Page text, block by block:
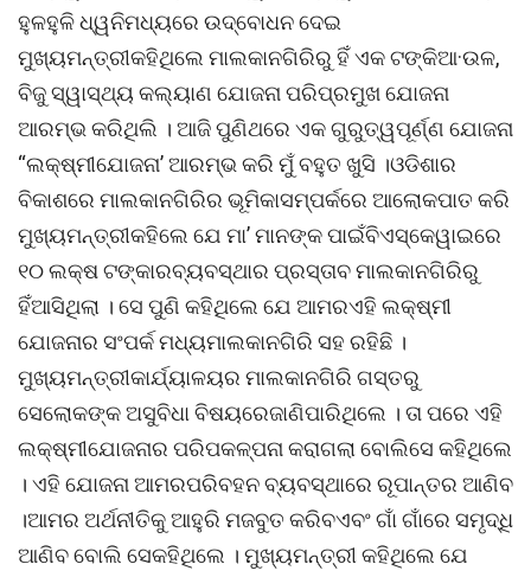
ହୁଳହୁଳି ଧ୍ୱନିମଧ୍ୟରେ ଉଦ୍ବୋଧନ ଦେଇ
ମୁଖ୍ୟମନ୍ତ୍ରୀକହିଥିଲେ ମାଲକାନଗିରିରୁ ହିଁ ଏକ ଟଙ୍କିଆ·ଉଳ,
ବିଜୁ ସ୍ୱାସ୍ଥ୍ୟ କଲ୍ୟାଣ ଯୋଜନା ପରିପ୍ରମୁଖ ଯୋଜନା
ଆରମ୍ଭ କରିଥିଲି । ଆଜି ପୁଣିଥରେ ଏକ ଗୁରୁତ୍ୱପୂର୍ଣ୍ଣ ଯୋଜନା
“ଲକ୍ଷ୍ମୀଯୋଜନା’ ଆରମ୍ଭ କରି ମୁଁ ବହୁତ ଖୁସି ।ଓଡିଶାର
ବିକାଶରେ ମାଲକାନଗିରିର ଭୂମିକାସମ୍ପର୍କରେ ଆଲୋକପାତ କରି
ମୁଖ୍ୟମନ୍ତ୍ରୀକହିଲେ ଯେ ମା’ ମାନଙ୍କ ପାଇଁବିଏସ୍କେୱାଇରେ
୧୦ ଲକ୍ଷ ଟଙ୍କାରବ୍ୟବସ୍ଥାର ପ୍ରସ୍ତାବ ମାଲକାନଗିରିରୁ
ହିଁଆସିଥିଲା । ସେ ପୁଣି କହିଥିଲେ ଯେ ଆମରଏହି ଲକ୍ଷ୍ମୀ
ଯୋଜନାର ସଂପର୍କ ମଧ୍ୟମାଲକାନଗିରି ସହ ରହିଛି ।
ମୁଖ୍ୟମନ୍ତ୍ରୀକାର୍ଯ୍ୟାଳୟର ମାଲକାନଗିରି ଗସ୍ତରୁ
ସେଲୋକଙ୍କ ଅସୁବିଧା ବିଷୟରେଜାଣିପାରିଥିଲେ । ତା ପରେ ଏହି
ଲକ୍ଷ୍ମୀଯୋଜନାର ପରିପକଳ୍ପନା କରାଗଲା ବୋଲିସେ କହିଥିଲେ
। ଏହି ଯୋଜନା ଆମରପରିବହନ ବ୍ୟବସ୍ଥାରେ ରୂପାନ୍ତର ଆଣିବ
।ଆମର ଅର୍ଥନୀତିକୁ ଆହୁରି ମଜବୁତ କରିବଏବଂ ଗାଁ ଗାଁରେ ସମୃଦ୍ଧି
ଆଣିବ ବୋଲି ସେକହିଥିଲେ । ମୁଖ୍ୟମନ୍ତ୍ରୀ କହିଥିଲେ ଯେ